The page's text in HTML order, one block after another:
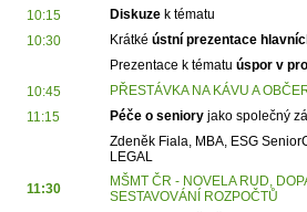
10:15
Diskuzek tématu
10:30
Krátké ústní prezentace
Prezentace k tématu úspor v
10:45
PŘESTÁVKA NA KÁVU A
11:15
Péče o senioryjako společný
Zdeněk Fiala, MBA, ESG
LEGAL
11:30
MŠMT ČR - NOVELA RUD,
SESTAVOVÁNÍ ROZPOČTŮ